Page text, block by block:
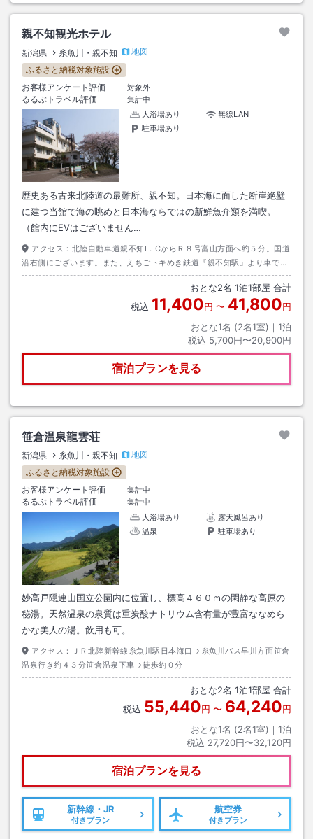
親不知観光ホテル
新潟県 糸魚川・親不知
地図
ふるさと納税対象施設
お客様アンケート評価
対象外
るるぶトラベル評価
集計中
大浴場あり
無線LAN
駐車場あり
歴史ある古来北陸道の最難所、親不知。日本海に面した断崖絶壁
に建つ当館で海の眺めと日本海ならではの新鮮魚介類を満喫。
（館内にEVはございません…
アクセス： 北陸自動車道親不知I．CからＲ８号富山方面へ約５分。国道
沿右側にございます。また、えちごトキめき鉄道『親不知駅』より車で約
５分。事前予約で親不知駅まで送迎いたします。
おとな2名 1泊1部屋 合計
税込 11,400円 〜 41,800円
おとな1名 (2名1室)｜ 1泊
税込 5,700円〜20,900円
宿泊プランを見る
笹倉温泉龍雲荘
新潟県 糸魚川・親不知
地図
ふるさと納税対象施設
お客様アンケート評価
集計中
るるぶトラベル評価
集計中
大浴場あり
露天風呂あり
温泉
駐車場あり
妙高戸隠連山国立公園内に位置し、標高４６０ｍの閑静な高原の
秘湯。天然温泉の泉質は重炭酸ナトリウム含有量が豊富ななめら
かな美人の湯。飲用も可。
アクセス：
ＪＲ北陸新幹線糸魚川駅日本海口→糸魚川バス早川方面笹倉
温泉行き約４３分笹倉温泉下車→徒歩約０分
おとな2名 1泊1部屋 合計
税込 55,440円 〜 64,240円
おとな1名 (2名1室)｜ 1泊
税込 27,720円〜32,120円
宿泊プランを見る
新幹線・JR
付きプラン
航空券
付きプラン